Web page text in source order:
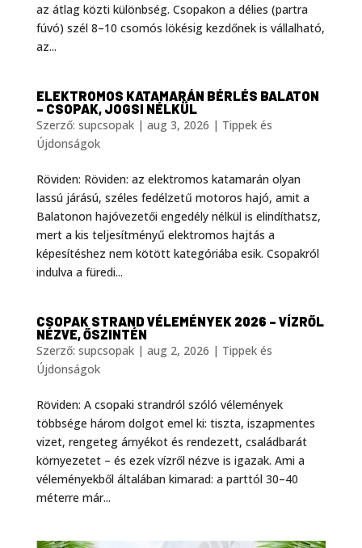
az átlag közti különbség. Csopakon a délies (partra
fúvó) szél 8–10 csomós lökésig kezdőnek is vállalható,
az...
ELEKTROMOS KATAMARÁN BÉRLÉS BALATON
– CSOPAK, JOGSI NÉLKÜL
Szerző: supcsopak| aug 3, 2026 | Tippek és
Újdonságok
Röviden: Röviden: az elektromos katamarán olyan
lassú járású, széles fedélzetű motoros hajó, amit a
Balatonon hajóvezetői engedély nélkül is elindíthatsz,
mert a kis teljesítményű elektromos hajtás a
képesítéshez nem kötött kategóriába esik. Csopakról
indulva a füredi...
CSOPAK STRAND VÉLEMÉNYEK 2026 – VÍZRŐL
NÉZVE, ŐSZINTÉN
Szerző: supcsopak| aug 2, 2026 | Tippek és
Újdonságok
Röviden: A csopaki strandról szóló vélemények
többsége három dolgot emel ki: tiszta, iszapmentes
vizet, rengeteg árnyékot és rendezett, családbarát
környezetet – és ezek vízről nézve is igazak. Ami a
véleményekből általában kimarad: a parttól 30–40
méterre már...